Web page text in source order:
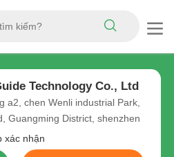
Technology Co., Ltd
a2, chen Wenli industrial Park,
Guangming District, shenzhen
xác nhận